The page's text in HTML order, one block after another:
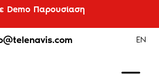
Demo Παρουσίαση
EN